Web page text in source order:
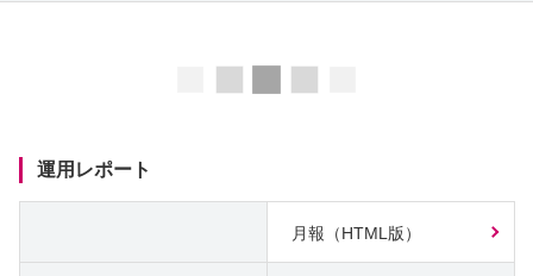
運用レポート
月報（HTML版）